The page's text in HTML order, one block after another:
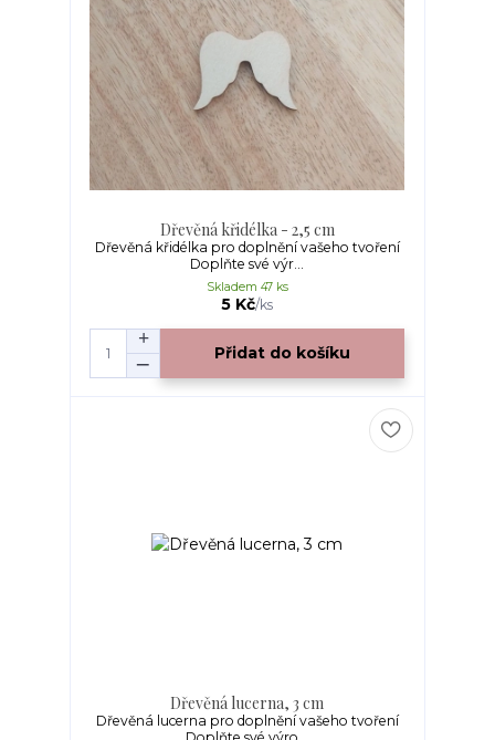
Dřevěná křidélka - 2,5 cm
Dřevěná křidélka pro doplnění vašeho tvoření
Doplňte své výr...
5 Kč/ks
Skladem 47 ks
Přidat do košíku
Dřevěná lucerna, 3 cm
Dřevěná lucerna pro doplnění vašeho tvoření